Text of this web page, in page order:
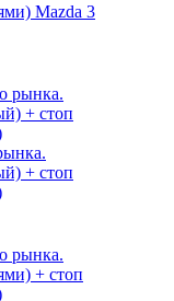
Mazda 3
+ стоп